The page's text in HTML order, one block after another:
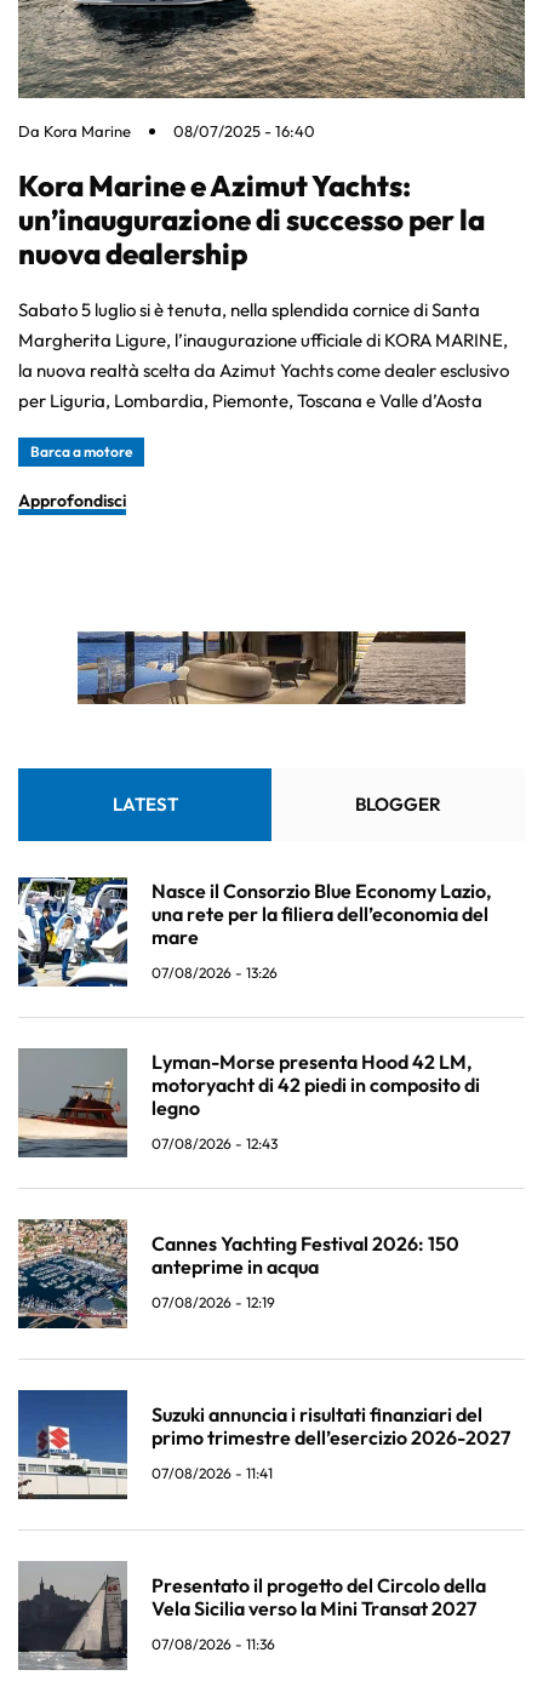
Da Kora Marine 08/07/2025 - 16:40
Kora Marine e Azimut Yachts:
un’inaugurazione di successo per la
nuova dealership
Sabato 5 luglio si è tenuta, nella splendida cornice di Santa
Margherita Ligure, l’inaugurazione ufficiale di KORA MARINE,
la nuova realtà scelta da Azimut Yachts come dealer esclusivo
per Liguria, Lombardia, Piemonte, Toscana e Valle d’Aosta
Barca a motore
Approfondisci
LATEST BLOGGER
Nasce il Consorzio Blue Economy Lazio,
una rete per la filiera dell’economia del
mare
07/08/2026 - 13:26
Lyman-Morse presenta Hood 42 LM,
motoryacht di 42 piedi in composito di
legno
07/08/2026 - 12:43
Cannes Yachting Festival 2026: 150
anteprime in acqua
07/08/2026 - 12:19
Suzuki annuncia i risultati finanziari del
primo trimestre dell’esercizio 2026-2027
07/08/2026 - 11:41
Presentato il progetto del Circolo della
Vela Sicilia verso la Mini Transat 2027
07/08/2026 - 11:36